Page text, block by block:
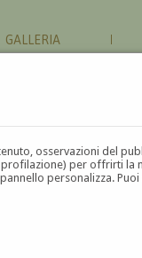
osservazioni del
per offrirti la
personalizza.
GALLERIA